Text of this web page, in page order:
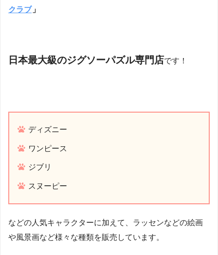
クラブ 」
日本最大級のジグソーパズル専門店です！
ディズニー
ワンピース
ジブリ
スヌーピー
などの人気キャラクターに加えて、ラッセンなどの絵画
や風景画など様々な種類を販売しています。